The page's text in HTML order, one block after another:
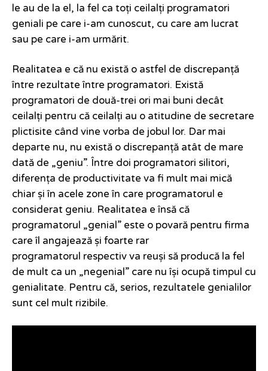
le au de la el, la fel ca toți ceilalți programatori
geniali pe care i-am cunoscut, cu care am lucrat
sau pe care i-am urmărit.
Realitatea e că nu există o astfel de discrepanță
între rezultate între programatori. Există
programatori de două-trei ori mai buni decât
ceilalți pentru că ceilalți au o atitudine de secretare
plictisite când vine vorba de jobul lor. Dar mai
departe nu, nu există o discrepanță atât de mare
dată de „geniu”. Între doi programatori silitori,
diferența de productivitate va fi mult mai mică
chiar și în acele zone în care programatorul e
considerat geniu. Realitatea e însă că
programatorul „genial” este o povară pentru firma
care îl angajează și foarte rar
programatorul respectiv va reuși să producă la fel
de mult ca un „negenial” care nu își ocupă timpul cu
genialitate. Pentru că, serios, rezultatele genialilor
sunt cel mult rizibile.